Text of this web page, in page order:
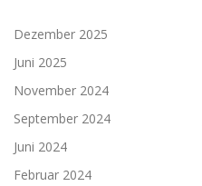
Dezember 2025
Juni 2025
November 2024
September 2024
Juni 2024
Februar 2024